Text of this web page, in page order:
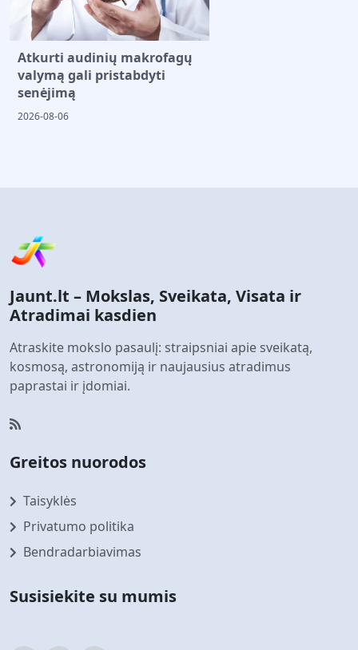
Atkurti audinių makrofagų
valymą gali pristabdyti
senėjimą
2026-08-06
Jaunt.lt – Mokslas, Sveikata, Visata ir
Atradimai kasdien
Atraskite mokslo pasaulį: straipsniai apie sveikatą,
kosmosą, astronomiją ir naujausius atradimus
paprastai ir įdomiai.
Greitos nuorodos
Taisyklės
Privatumo politika
Bendradarbiavimas
Susisiekite su mumis